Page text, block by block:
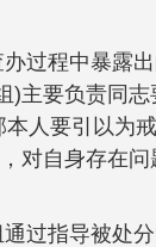
办过程中暴
主要负责同
人要引以为
对自身存在问
通过指导被